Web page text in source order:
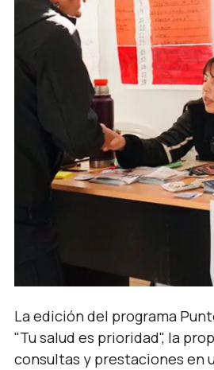
La edición del programa
"Tu salud es prioridad", la
consultas y prestaciones en